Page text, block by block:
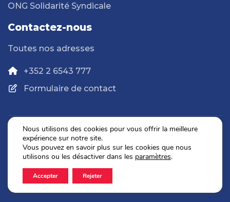
ONG Solidarité Syndicale
Contactez-nous
Toutes nos adresses
+352 2 6543 777
Formulaire de contact
Politique de confidentialité
Mentions légales
2026 © OGBL. Tous droits réservés.
Nous utilisons des cookies pour vous offrir la meilleure
expérience sur notre site.
Vous pouvez en savoir plus sur les cookies que nous
utilisons ou les désactiver dans les paramètres.
Accepter Rejeter